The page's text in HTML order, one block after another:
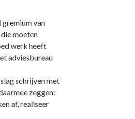
van
moeten
werk heeft
adviesbureau
schrijven met
zeggen:
af, realiseer